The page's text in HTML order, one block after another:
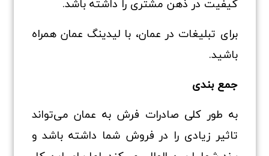
کیفیت در ذهن مشتری را داشته باشد.
برای تبلیغات در عمان، با لیدینگ عمان همراه
باشید.
جمع بندی
به طور کلی صادرات فرش به عمان می‌تواند
تاثیر زیادی را در فروش شما داشته باشد و